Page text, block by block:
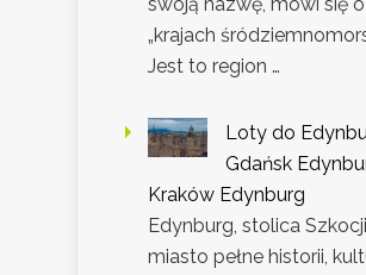
„krajach
Jest to region …
Loty do
Gdańsk
Kraków Edynburg
Edynburg, stolica
miasto pełne historii,